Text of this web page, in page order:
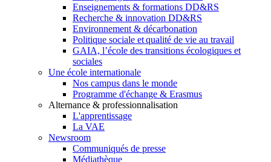
Enseignements & formations DD&RS
Recherche & innovation DD&RS
Environnement & décarbonation
Politique sociale et qualité de vie au travail
GAIA, l’école des transitions écologiques et
sociales
Une école internationale
Nos campus dans le monde
Programme d'échange & Erasmus
Alternance & professionnalisation
L'apprentissage
La VAE
Newsroom
Communiqués de presse
Médiathèque